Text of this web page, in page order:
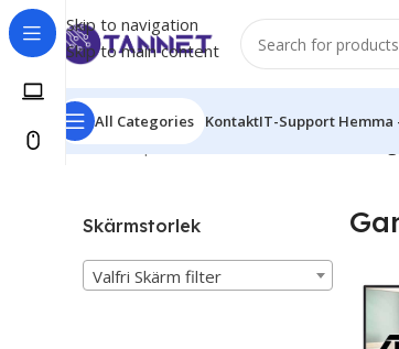
Skip to navigation
Skip to main content
All Categories KontaktIT-Support Hemma
Hem/Computer & Office
Skärmstorlek
Valfri Skärm filter